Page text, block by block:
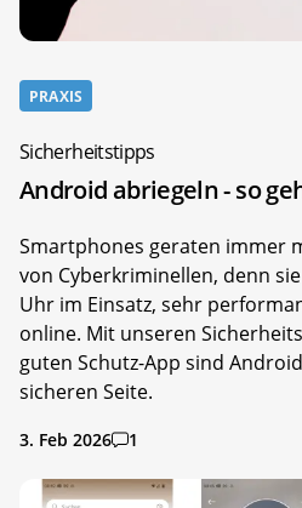
PRAXIS
Sicherheitstipps
Android abriegeln - so
Smartphones geraten immer
von Cyberkriminellen, denn
Uhr im Einsatz, sehr
online. Mit unseren
guten Schutz-App sind
sicheren Seite.
3. Feb 2026 1